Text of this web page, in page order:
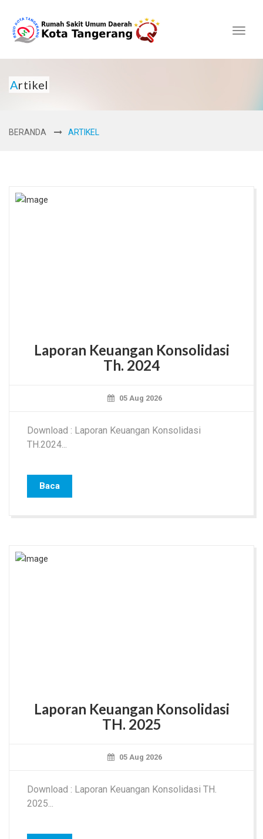
Toggle
Artikel
BERANDA ARTIKEL
Laporan Keuangan Konsolidasi
Th. 2024
05 Aug 2026
Download : Laporan Keuangan Konsolidasi
TH.2024...
Baca
Laporan Keuangan Konsolidasi
TH. 2025
05 Aug 2026
Download : Laporan Keuangan Konsolidasi TH.
2025...